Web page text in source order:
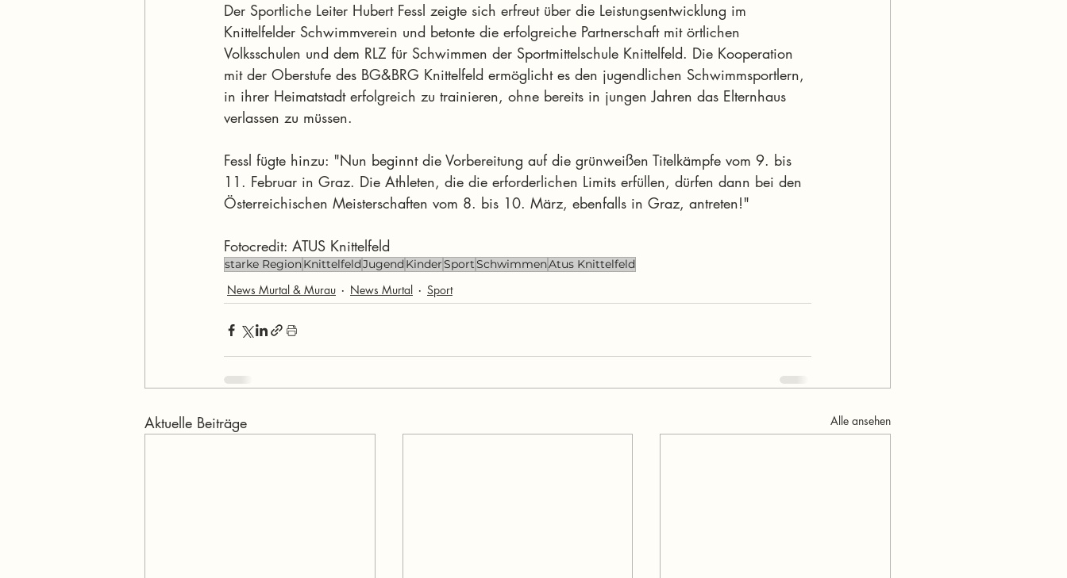
Der Sportliche Leiter Hubert Fessl zeigte sich erfreut über die Leistungsentwicklung im
Knittelfelder Schwimmverein und betonte die erfolgreiche Partnerschaft mit örtlichen
Volksschulen und dem RLZ für Schwimmen der Sportmittelschule Knittelfeld. Die Kooperation
mit der Oberstufe des BG&BRG Knittelfeld ermöglicht es den jugendlichen Schwimmsportlern,
in ihrer Heimatstadt erfolgreich zu trainieren, ohne bereits in jungen Jahren das Elternhaus
verlassen zu müssen.
Fessl fügte hinzu: "Nun beginnt die Vorbereitung auf die grünweißen Titelkämpfe vom 9. bis
11. Februar in Graz. Die Athleten, die die erforderlichen Limits erfüllen, dürfen dann bei den
Österreichischen Meisterschaften vom 8. bis 10. März, ebenfalls in Graz, antreten!"
Fotocredit: ATUS Knittelfeld
starke RegionKnittelfeldJugend KinderSportSchwimmenAtus Knittelfeld
News Murtal & Murau News Murtal Sport
Aktuelle Beiträge Alle ansehen